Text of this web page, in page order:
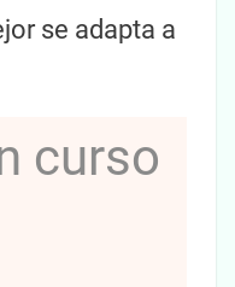
se adapta a
curso